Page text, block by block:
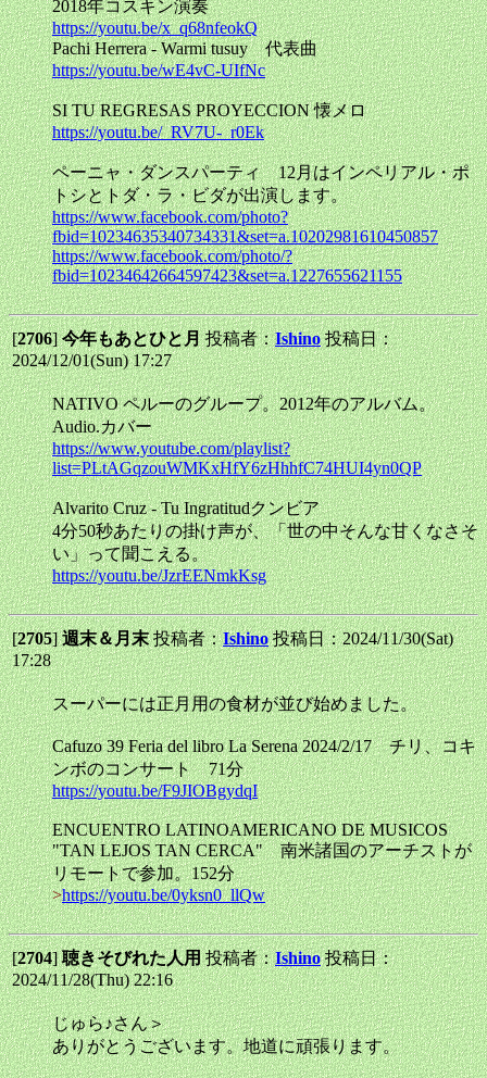
2018年コスキン演奏
https://youtu.be/x_q68nfeokQ
Pachi Herrera - Warmi tusuy 代表曲
https://youtu.be/wE4vC-UIfNc
SI TU REGRESAS PROYECCION 懐メロ
https://youtu.be/_RV7U-_r0Ek
ペーニャ・ダンスパーティ 12月はインペリアル・ポ
トシとトダ・ラ・ビダが出演します。
https://www.facebook.com/photo?
fbid=10234635340734331&set=a.10202981610450857
https://www.facebook.com/photo/?
fbid=10234642664597423&set=a.1227655621155
[2706]今年もあとひと月投稿者：Ishino 投稿日：
2024/12/01(Sun) 17:27
NATIVO ペルーのグループ。2012年のアルバム。
Audio.カバー
https://www.youtube.com/playlist?
list=PLtAGqzouWMKxHfY6zHhhfC74HUI4yn0QP
Alvarito Cruz - Tu Ingratitudクンビア
4分50秒あたりの掛け声が、「世の中そんな甘くなさそ
い」って聞こえる。
https://youtu.be/JzrEENmkKsg
[2705]週末＆月末投稿者：Ishino 投稿日：2024/11/30(Sat)
17:28
スーパーには正月用の食材が並び始めました。
Cafuzo 39 Feria del libro La Serena 2024/2/17 チリ、コキ
ンボのコンサート 71分
https://youtu.be/F9JIOBgydqI
ENCUENTRO LATINOAMERICANO DE MUSICOS
"TAN LEJOS TAN CERCA" 南米諸国のアーチストが
リモートで参加。152分
>https://youtu.be/0yksn0_llQw
[2704]聴きそびれた人用投稿者：Ishino 投稿日：
2024/11/28(Thu) 22:16
じゅら♪さん＞
ありがとうございます。地道に頑張ります。